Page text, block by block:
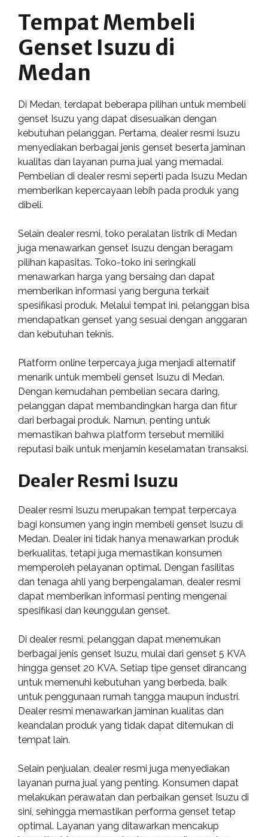
Tempat Membeli
Genset Isuzu di
Medan
Di Medan, terdapat beberapa pilihan untuk membeli
genset Isuzu yang dapat disesuaikan dengan
kebutuhan pelanggan. Pertama, dealer resmi Isuzu
menyediakan berbagai jenis genset beserta jaminan
kualitas dan layanan purna jual yang memadai.
Pembelian di dealer resmi seperti pada Isuzu Medan
memberikan kepercayaan lebih pada produk yang
dibeli.
Selain dealer resmi, toko peralatan listrik di Medan
juga menawarkan genset Isuzu dengan beragam
pilihan kapasitas. Toko-toko ini seringkali
menawarkan harga yang bersaing dan dapat
memberikan informasi yang berguna terkait
spesifikasi produk. Melalui tempat ini, pelanggan bisa
mendapatkan genset yang sesuai dengan anggaran
dan kebutuhan teknis.
Platform online terpercaya juga menjadi alternatif
menarik untuk membeli genset Isuzu di Medan.
Dengan kemudahan pembelian secara daring,
pelanggan dapat membandingkan harga dan fitur
dari berbagai produk. Namun, penting untuk
memastikan bahwa platform tersebut memiliki
reputasi baik untuk menjamin keselamatan transaksi.
Dealer Resmi Isuzu
Dealer resmi Isuzu merupakan tempat terpercaya
bagi konsumen yang ingin membeli genset Isuzu di
Medan. Dealer ini tidak hanya menawarkan produk
berkualitas, tetapi juga memastikan konsumen
memperoleh pelayanan optimal. Dengan fasilitas
dan tenaga ahli yang berpengalaman, dealer resmi
dapat memberikan informasi penting mengenai
spesifikasi dan keunggulan genset.
Di dealer resmi, pelanggan dapat menemukan
berbagai jenis genset Isuzu, mulai dari genset 5 KVA
hingga genset 20 KVA. Setiap tipe genset dirancang
untuk memenuhi kebutuhan yang berbeda, baik
untuk penggunaan rumah tangga maupun industri.
Dealer resmi menawarkan jaminan kualitas dan
keandalan produk yang tidak dapat ditemukan di
tempat lain.
Selain penjualan, dealer resmi juga menyediakan
layanan purna jual yang penting. Konsumen dapat
melakukan perawatan dan perbaikan genset Isuzu di
sini, sehingga memastikan performa genset tetap
optimal. Layanan yang ditawarkan mencakup